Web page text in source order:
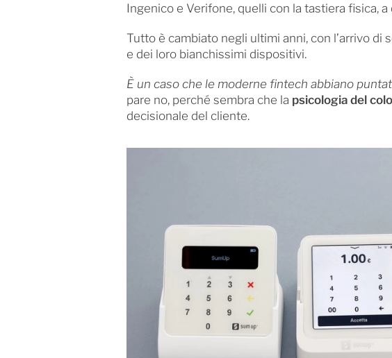
Ingenico e Verifone, quelli con la tastiera fisica,
Tutto è cambiato negli ultimi anni, con l’arrivo di
e dei loro bianchissimi dispositivi.
È un caso che le moderne fintech abbiano
pare no, perché sembra che la psicologia del
decisionale del cliente.